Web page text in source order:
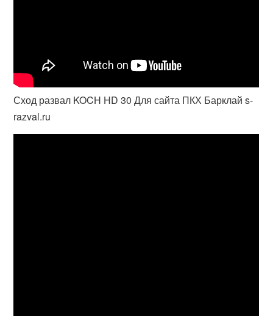
Сход развал KOCH HD 30 Для сайта ПКХ Барклай s-
razval.ru